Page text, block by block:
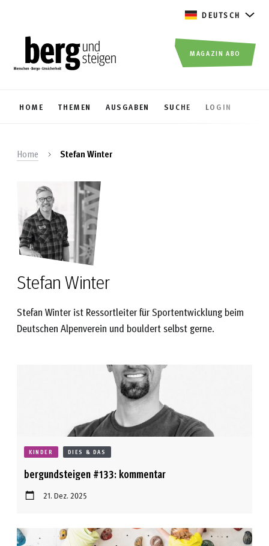
DEUTSCH
HOME THEMEN AUSGABEN SUCHE LOGIN
MAGAZIN ABO
Home Stefan Winter
Stefan Winter
Stefan Winter ist Ressortleiter für Sportentwicklung beim
Deutschen Alpenverein und bouldert selbst gerne.
KINDER DIES & DAS
bergundsteigen #133: kommentar
21. Dez. 2025